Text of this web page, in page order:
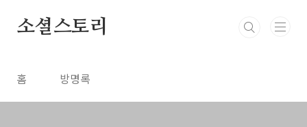
소셜스토리
홈 방명록